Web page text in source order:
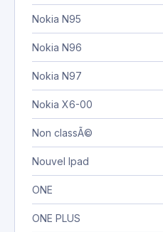
Nokia N95
Nokia N96
Nokia N97
Nokia X6-00
Non classÃ©
Nouvel Ipad
ONE
ONE PLUS